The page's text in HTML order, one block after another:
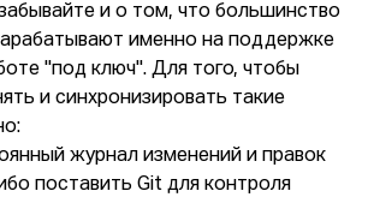
и о том, что большинство
именно на поддержке
"под ключ". Для того, чтобы
и синхронизировать такие
журнал изменений и правок
поставить Git для контроля